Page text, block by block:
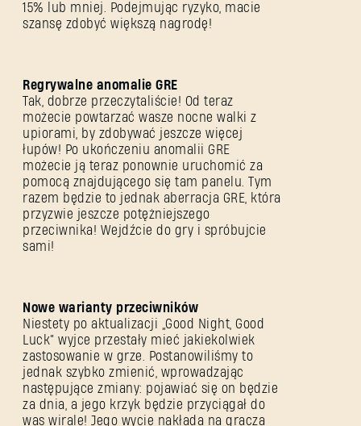
15% lub mniej. Podejmując ryzyko, macie
szansę zdobyć większą nagrodę!
Regrywalne anomalie GRE
Tak, dobrze przeczytaliście! Od teraz
możecie powtarzać wasze nocne walki z
upiorami, by zdobywać jeszcze więcej
łupów! Po ukończeniu anomalii GRE
możecie ją teraz ponownie uruchomić za
pomocą znajdującego się tam panelu. Tym
razem będzie to jednak aberracja GRE, która
przyzwie jeszcze potężniejszego
przeciwnika! Wejdźcie do gry i spróbujcie
sami!
Nowe warianty przeciwników
Niestety po aktualizacji „Good Night, Good
Luck” wyjce przestały mieć jakiekolwiek
zastosowanie w grze. Postanowiliśmy to
jednak szybko zmienić, wprowadzając
następujące zmiany: pojawiać się on będzie
za dnia, a jego krzyk będzie przyciągał do
was wirale! Jego wycie nakłada na gracza